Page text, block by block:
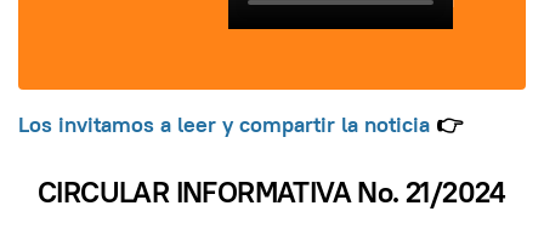
Los invitamos a leer y compartir la noticia 👉
CIRCULAR INFORMATIVA No. 21/2024